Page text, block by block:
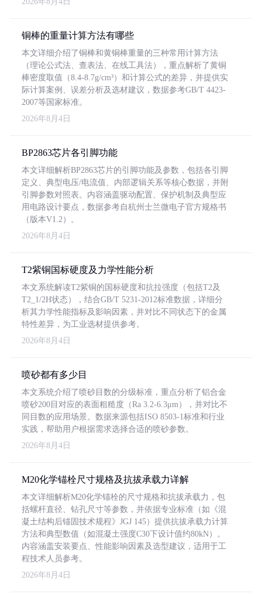
铜棒的重量计算方法有哪些
本文详细介绍了铜棒和黄铜棒重量的三种常用计算方法
（理论公式法、查表法、在线工具法），重点解析了黄铜
棒密度取值（8.4-8.7g/cm³）和计算公式的差异，并提供实
际计算案例、误差分析及选材建议，数据参考GB/T 4423-
2007等国家标准。
2026年8月4日
BP2863芯片各引脚功能
本文详细解析BP2863芯片的引脚功能及参数，包括各引脚
定义、典型电压/电流值、内部逻辑关系等核心数据，并附
引脚参数对照表。内容涵盖驱动配置、保护机制及典型应
用电路设计要点，数据参考自杭州士兰微电子官方规格书
（版本V1.2）。
2026年8月4日
T2紫铜国标硬度及力学性能分析
本文系统解读T2紫铜的国标硬度和抗拉强度（包括T2及
T2_1/2H状态），结合GB/T 5231-2012标准数据，详细分
析其力学性能指标及影响因素，并对比不同状态下的金属
特性差异，为工业选材提供参考。
2026年8月4日
喷砂都有多少目
本文系统介绍了喷砂目数的分级标准，重点分析了铝合金
喷砂200目对应的表面粗糙度（Ra 3.2-6.3μm），并对比不
同目数的应用场景。数据来源包括ISO 8503-1标准和行业
实践，帮助用户根据需求选择合适的喷砂参数。
2026年8月4日
M20化学锚栓尺寸规格及抗拔承载力详解
本文详细解析M20化学锚栓的尺寸规格和抗拔承载力，包
括螺杆直径、钻孔尺寸等参数，并依据专业标准（如《混
凝土结构后锚固技术规程》JGJ 145）提供抗拔承载力计算
方法和典型数值（如混凝土强度C30下设计值约80kN）。
内容涵盖安装要点、性能影响因素及选型建议，适用于工
程技术人员参考。
2026年8月4日